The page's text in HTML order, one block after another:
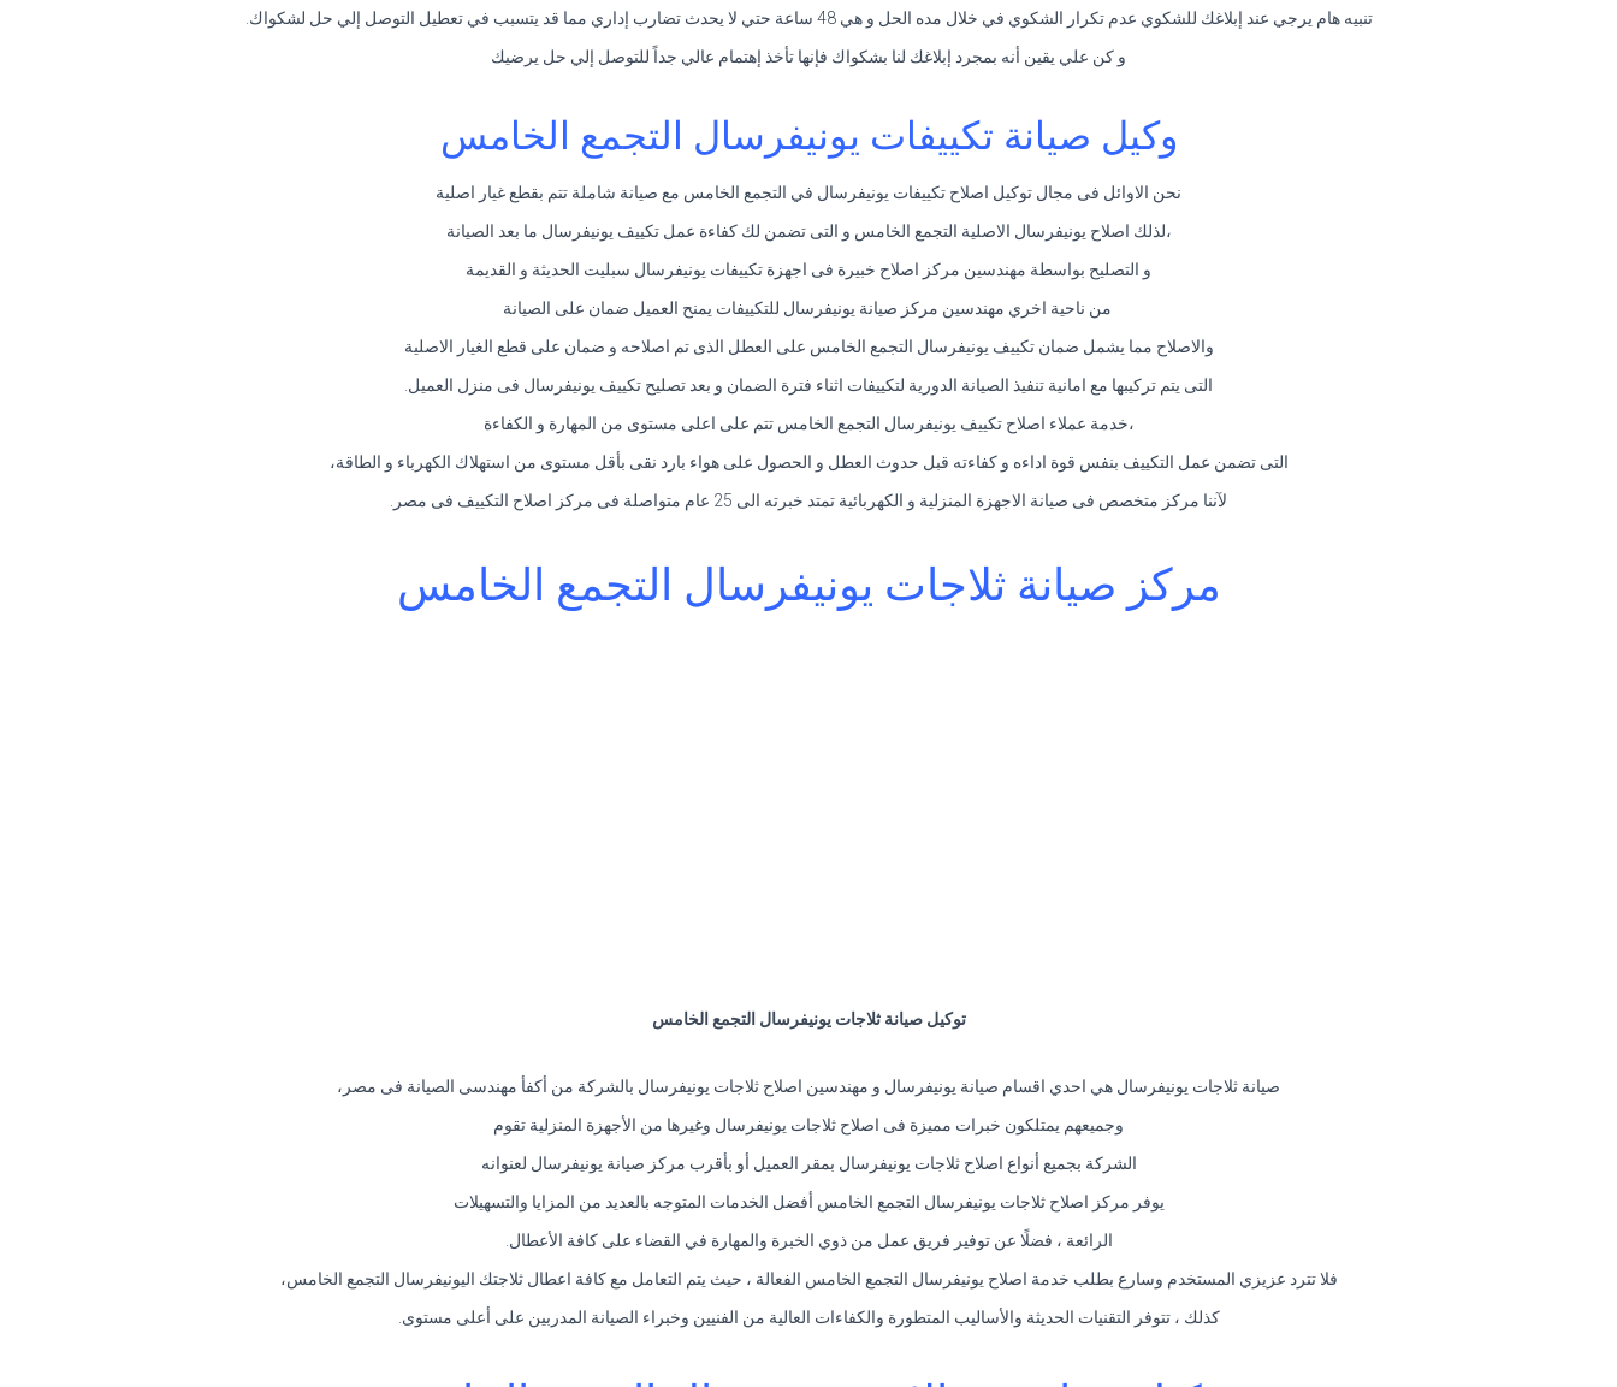
تنبيه هام يرجي عند إبلاغك للشكوي عدم تكرار الشكوي في خلال مده الحل و هي 48 ساعة حتي لا يحدث تضارب إداري مما قد يتسبب في تعطيل التوصل إلي حل لشكواك.
و كن علي يقين أنه بمجرد إبلاغك لنا بشكواك فإنها تأخذ إهتمام عالي جداً للتوصل إلي حل يرضيك
وكيل صيانة تكييفات يونيفرسال التجمع الخامس
نحن الاوائل فى مجال توكيل اصلاح تكييفات يونيفرسال في التجمع الخامس مع صيانة شاملة تتم بقطع غيار اصلية
،لذلك اصلاح يونيفرسال الاصلية التجمع الخامس و التى تضمن لك كفاءة عمل تكييف يونيفرسال ما بعد الصيانة
و التصليح بواسطة مهندسين مركز اصلاح خبيرة فى اجهزة تكييفات يونيفرسال سبليت الحديثة و القديمة
من ناحية اخري مهندسين مركز صيانة يونيفرسال للتكييفات يمنح العميل ضمان على الصيانة
والاصلاح مما يشمل ضمان تكييف يونيفرسال التجمع الخامس على العطل الذى تم اصلاحه و ضمان على قطع الغيار الاصلية
التى يتم تركيبها مع امانية تنفيذ الصيانة الدورية لتكييفات اثناء فترة الضمان و بعد تصليح تكييف يونيفرسال فى منزل العميل.
،خدمة عملاء اصلاح تكييف يونيفرسال التجمع الخامس تتم على اعلى مستوى من المهارة و الكفاءة
التى تضمن عمل التكييف بنفس قوة اداءه و كفاءته قبل حدوث العطل و الحصول على هواء بارد نقى بأقل مستوى من استهلاك الكهرباء و الطاقة،
لآننا مركز متخصص فى صيانة الاجهزة المنزلية و الكهربائية تمتد خبرته الى 25 عام متواصلة فى مركز اصلاح التكييف فى مصر.
مركز صيانة ثلاجات يونيفرسال التجمع الخامس
توكيل صيانة ثلاجات يونيفرسال التجمع الخامس
صيانة ثلاجات يونيفرسال هي احدي اقسام صيانة يونيفرسال و مهندسين اصلاح ثلاجات يونيفرسال بالشركة من أكفأ مهندسى الصيانة فى مصر،
وجميعهم يمتلكون خبرات مميزة فى اصلاح ثلاجات يونيفرسال وغيرها من الأجهزة المنزلية تقوم
الشركة بجميع أنواع اصلاح ثلاجات يونيفرسال بمقر العميل أو بأقرب مركز صيانة يونيفرسال لعنوانه
يوفر مركز اصلاح ثلاجات يونيفرسال التجمع الخامس أفضل الخدمات المتوجه بالعديد من المزايا والتسهيلات
الرائعة ، فضلًا عن توفير فريق عمل من ذوي الخبرة والمهارة في القضاء على كافة الأعطال.
فلا تترد عزيزي المستخدم وسارع بطلب خدمة اصلاح يونيفرسال التجمع الخامس الفعالة ، حيث يتم التعامل مع كافة اعطال ثلاجتك اليونيفرسال التجمع الخامس،
كذلك ، تتوفر التقنيات الحديثة والأساليب المتطورة والكفاءات العالية من الفنيين وخبراء الصيانة المدربين على أعلى مستوى.